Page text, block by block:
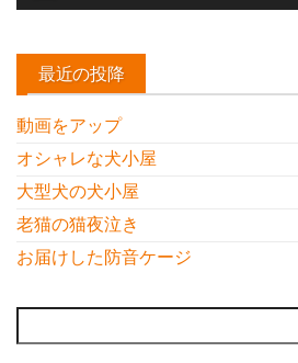
最近の投降
動画をアップ
オシャレな犬小屋
大型犬の犬小屋
老猫の猫夜泣き
お届けした防音ケージ
索: